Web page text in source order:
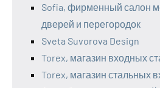
Sofia, фирменный салон
дверей и перегородок
Sveta Suvorova Design
Torex, магазин входных
Torex, магазин стальных